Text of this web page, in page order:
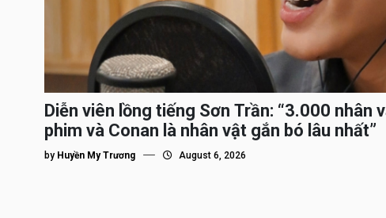
Diễn viên lồng tiếng Sơn Trần: “3.000 nhân
phim và Conan là nhân vật gắn bó lâu nhất”
by Huyền My Trương August 6, 2026